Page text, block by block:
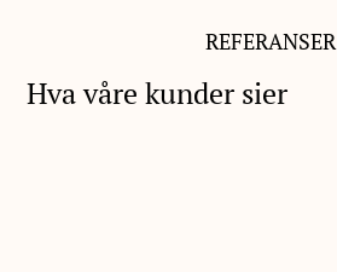
REFERANSER
Hva våre kunder sier